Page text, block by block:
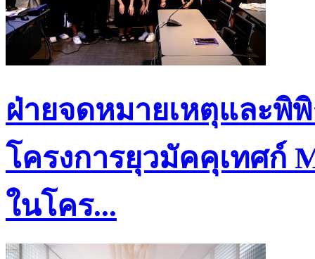
ฝ่ายจดหมายเหตุและพิ
โครงการยุวมัคคุเทศก์
ในโคร...